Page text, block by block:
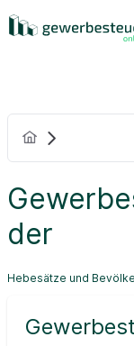
der
Hebesätze und